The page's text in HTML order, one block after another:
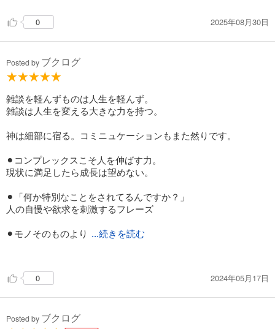
0 2025年08月30日
Posted by ブクログ
雑談を軽んずものは人生を軽んず。
雑談は人生を変える大きな力を持つ。
神は細部に宿る。コミニュケーションもまた然りです。
⚫︎コンプレックスこそ人を伸ばす力。
現状に満足したら成長は望めない。
⚫︎「何か特別なことをされてるんですか？」
人の自慢や欲求を刺激するフレーズ
⚫︎モノそのものより
...続きを読む
「どのように選んだのか？」
「何か特別な時計なんですか？」
人は会って2秒で値踏みをする。
0 2024年05月17日
Posted by ブクログ